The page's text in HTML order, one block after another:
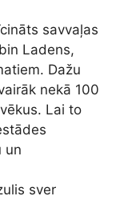
savvaļas
Ladens,
Dažu
nekā 100
Lai to
un
sver